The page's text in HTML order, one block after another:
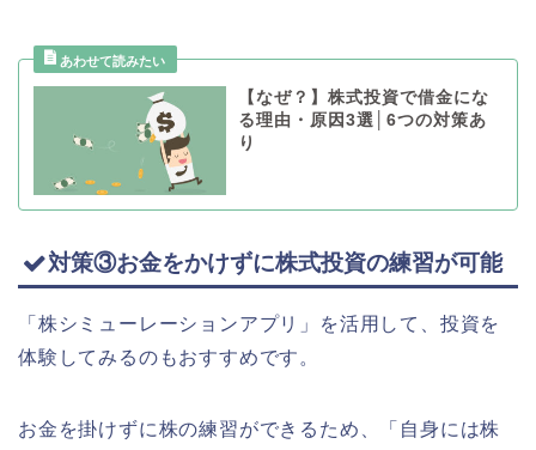
【なぜ？】株式投資で借金にな
る理由・原因3選│6つの対策あ
り
対策③お金をかけずに株式投資の練習が可能
「株シミューレーションアプリ」を活用して、投資を
体験してみるのもおすすめです。
お金を掛けずに株の練習ができるため、「自身には株